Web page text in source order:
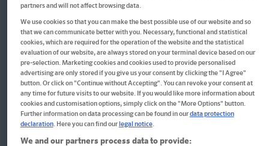
Im Buch blättern
Klett Lektürehilfen Heinrich von
partners and will not affect browsing data.
We use cookies so that you can make the best possible use of our website and so
that we can communicate better with you. Necessary, functional and statistical
cookies, which are required for the operation of the website and the statistical
evaluation of our website, are always stored on your terminal device based on our
pre-selection. Marketing cookies and cookies used to provide personalised
advertising are only stored if you give us your consent by clicking the "I Agree"
button. Or click on "Continue without Accepting". You can revoke your consent at
any time for future visits to our website. If you would like more information about
cookies and customisation options, simply click on the "More Options" button.
Further information on data processing can be found in ourdata protection
declaration. Here you can find our legal notice.
We and our partners process data to provide: